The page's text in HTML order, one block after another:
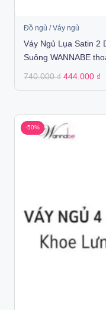
Đồ ngủ / Váy ngủ
Váy Ngủ Lụa Satin 2
Suông WANNABE
740.000₫ Original
was:
444.000 ₫
-50%